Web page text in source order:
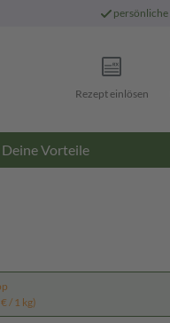
persönliche
Rezept einlösen
Deine Vorteile
/ 1 kg)